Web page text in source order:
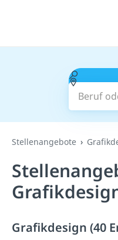
Beruf
Stellenangebote
Grafikdesign (40